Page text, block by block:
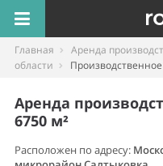
Главная
Аренда
области
Аренда
6750 м²
Расположен по адресу: